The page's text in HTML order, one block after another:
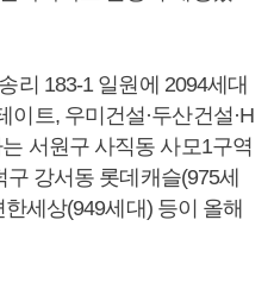
리 183-1 일원에 2094세대
트, 우미건설·두산건설·H
서원구 사직동 사모1구역
강서동 롯데캐슬(975세
세상(949세대) 등이 올해